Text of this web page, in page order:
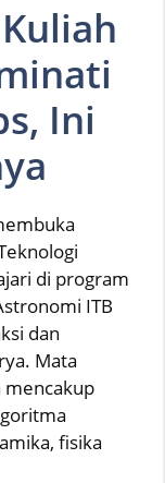
Ini
di program
ITB
dan
Mata
mencakup
fisika